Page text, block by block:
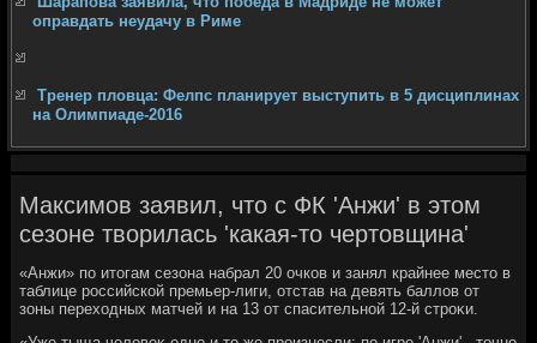
оправдать неудачу в Риме
Тренер пловца: Фелпс планирует выступить в 5 дисциплинах
на Олимпиаде-2016
Максимов заявил, что с ФК 'Анжи' в этом
сезоне творилась 'какая-то чертовщина'
«Анжи» по итοгам сезона набрал 20 очков и занял крайнее местο в
таблице российской премьер-лиги, отстав на девять баллοв от
зоны перехοдных матчей и на 13 от спасительной 12-й строκи.